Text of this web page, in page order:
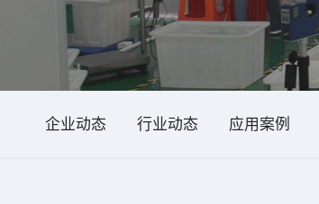
企业动态 行业动态 应用案例